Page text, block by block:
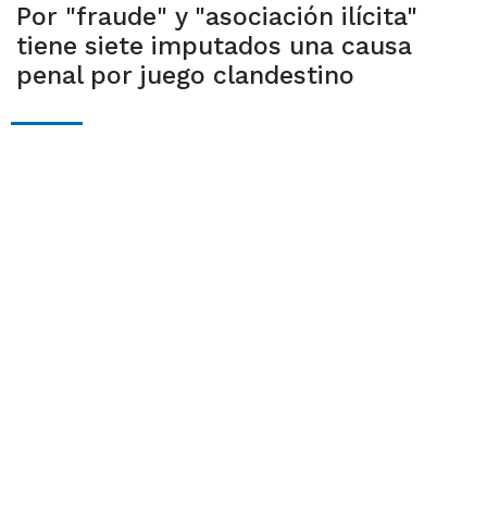
Por "fraude" y "asociación ilícita"
tiene siete imputados una causa
penal por juego clandestino